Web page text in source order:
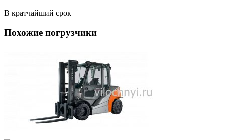
В кратчайший срок
Похожие погрузчики